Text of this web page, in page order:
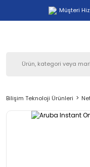
Müşteri
Bilişim Teknoloji Ürünleri